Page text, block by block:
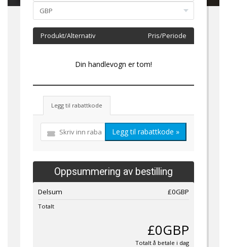
Produkt/Alternativ Pris/Periode
Din handlevogn er tom!
Legg til rabattkode
Legg til rabattkode »
Oppsummering av bestilling
Delsum £0GBP
Totalt
£0GBP
Totalt å betale i dag